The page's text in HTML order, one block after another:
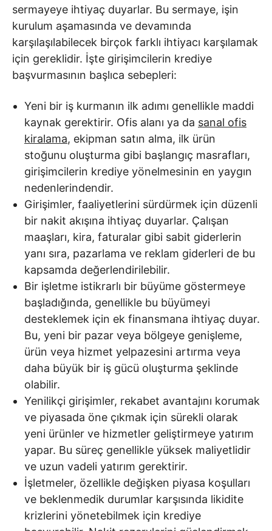
sermayeye ihtiyaç duyarlar. Bu sermaye, işin
kurulum aşamasında ve devamında
karşılaşılabilecek birçok farklı ihtiyacı karşılamak
için gereklidir. İşte girişimcilerin krediye
başvurmasının başlıca sebepleri:
Yeni bir iş kurmanın ilk adımı genellikle maddi
kaynak gerektirir. Ofis alanı ya da sanal ofis
kiralama, ekipman satın alma, ilk ürün
stoğunu oluşturma gibi başlangıç masrafları,
girişimcilerin krediye yönelmesinin en yaygın
nedenlerindendir.
Girişimler, faaliyetlerini sürdürmek için düzenli
bir nakit akışına ihtiyaç duyarlar. Çalışan
maaşları, kira, faturalar gibi sabit giderlerin
yanı sıra, pazarlama ve reklam giderleri de bu
kapsamda değerlendirilebilir.
Bir işletme istikrarlı bir büyüme göstermeye
başladığında, genellikle bu büyümeyi
desteklemek için ek finansmana ihtiyaç duyar.
Bu, yeni bir pazar veya bölgeye genişleme,
ürün veya hizmet yelpazesini artırma veya
daha büyük bir iş gücü oluşturma şeklinde
olabilir.
Yenilikçi girişimler, rekabet avantajını korumak
ve piyasada öne çıkmak için sürekli olarak
yeni ürünler ve hizmetler geliştirmeye yatırım
yapar. Bu süreç genellikle yüksek maliyetlidir
ve uzun vadeli yatırım gerektirir.
İşletmeler, özellikle değişken piyasa koşulları
ve beklenmedik durumlar karşısında likidite
krizlerini yönetebilmek için krediye